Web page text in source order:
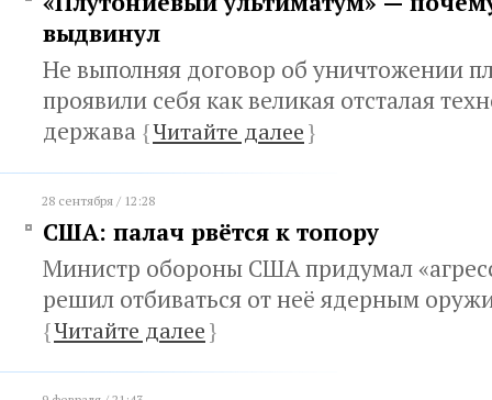
выдвинул
Не выполняя договор об уничтожении
проявили себя как великая отсталая
держава {Читайте далее}
28 сентября / 12:28
США: палач рвётся к топору
Министр обороны США придумал
решил отбиваться от неё ядерным
{Читайте далее}